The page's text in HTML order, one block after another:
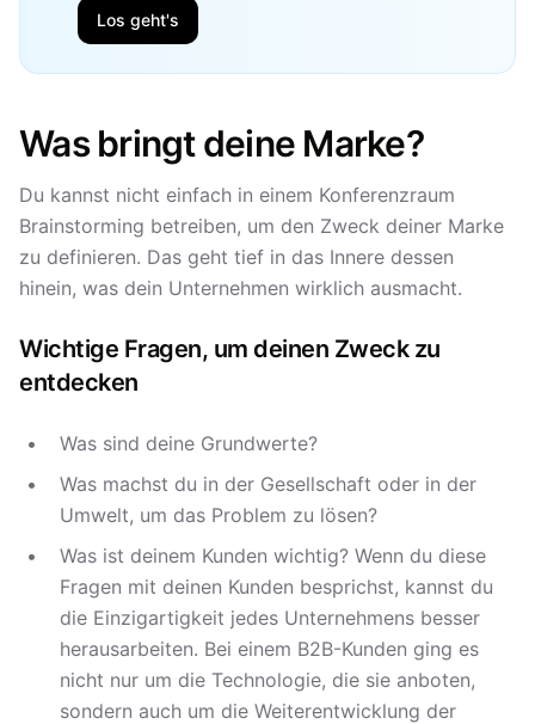
Los geht's
Was bringt deine Marke?
Du kannst nicht einfach in einem Konferenzraum
Brainstorming betreiben, um den Zweck deiner Marke
zu definieren. Das geht tief in das Innere dessen
hinein, was dein Unternehmen wirklich ausmacht.
Wichtige Fragen, um deinen Zweck zu
entdecken
Was sind deine Grundwerte?
Was machst du in der Gesellschaft oder in der
Umwelt, um das Problem zu lösen?
Was ist deinem Kunden wichtig? Wenn du diese
Fragen mit deinen Kunden besprichst, kannst du
die Einzigartigkeit jedes Unternehmens besser
herausarbeiten. Bei einem B2B-Kunden ging es
nicht nur um die Technologie, die sie anboten,
sondern auch um die Weiterentwicklung der